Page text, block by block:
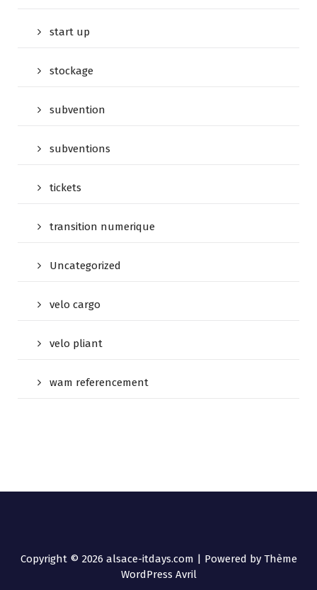
start up
stockage
subvention
subventions
tickets
transition numerique
Uncategorized
velo cargo
velo pliant
wam referencement
Copyright © 2026 alsace-itdays.com | Powered by Thème
WordPress Avril